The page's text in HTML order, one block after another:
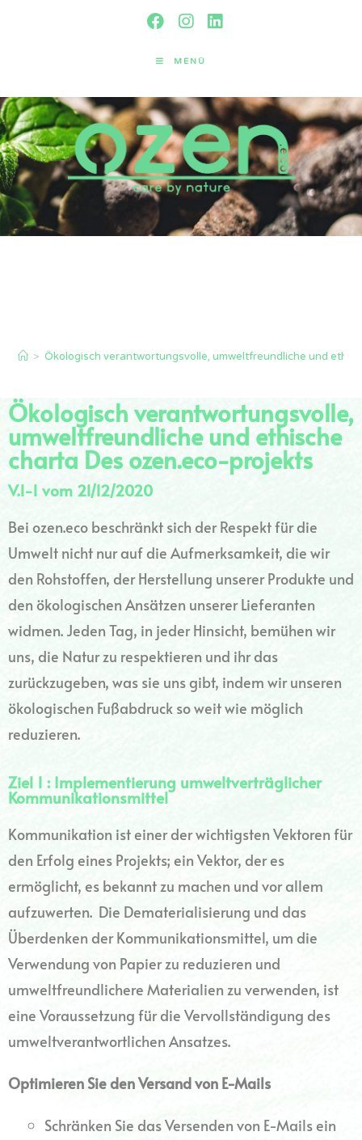
MENÜ
> Ökologisch verantwortungsvolle, umweltfreundliche und
Ökologisch verantwortungsvolle,
umweltfreundliche und ethische
charta Des ozen.eco-projekts
V.1-1 vom 21/12/2020
Bei ozen.eco beschränkt sich der Respekt für die
Umwelt nicht nur auf die Aufmerksamkeit, die wir
den Rohstoffen, der Herstellung unserer Produkte und
den ökologischen Ansätzen unserer Lieferanten
widmen. Jeden Tag, in jeder Hinsicht, bemühen wir
uns, die Natur zu respektieren und ihr das
zurückzugeben, was sie uns gibt, indem wir unseren
ökologischen Fußabdruck so weit wie möglich
reduzieren.
Ziel 1 : Implementierung umweltverträglicher
Kommunikationsmittel
Kommunikation ist einer der wichtigsten Vektoren für
den Erfolg eines Projekts; ein Vektor, der es
ermöglicht, es bekannt zu machen und vor allem
aufzuwerten. Die Dematerialisierung und das
Überdenken der Kommunikationsmittel, um die
Verwendung von Papier zu reduzieren und
umweltfreundlichere Materialien zu verwenden, ist
eine Voraussetzung für die Vervollständigung des
umweltverantwortlichen Ansatzes.
Optimieren Sie den Versand von E-Mails
Schränken Sie das Versenden von E-Mails ein